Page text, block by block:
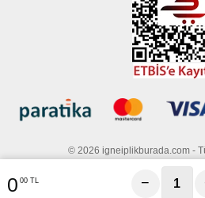
© 2026 igneiplikburada.com -
0 00 TL −